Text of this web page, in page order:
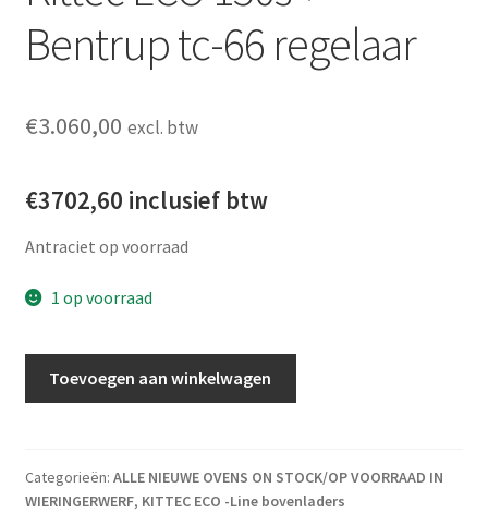
Bentrup tc-66 regelaar
€3.060,00 excl. btw
€3702,60 inclusief btw
Antraciet op voorraad
1 op voorraad
Toevoegen aan winkelwagen
Categorieën: ALLE NIEUWE OVENS ON STOCK/OP VOORRAAD IN
WIERINGERWERF, KITTEC ECO -Line bovenladers